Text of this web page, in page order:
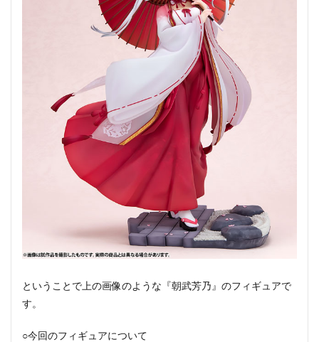
ということで上の画像のような『朝武芳乃』のフィギュアで
す。
○今回のフィギュアについて